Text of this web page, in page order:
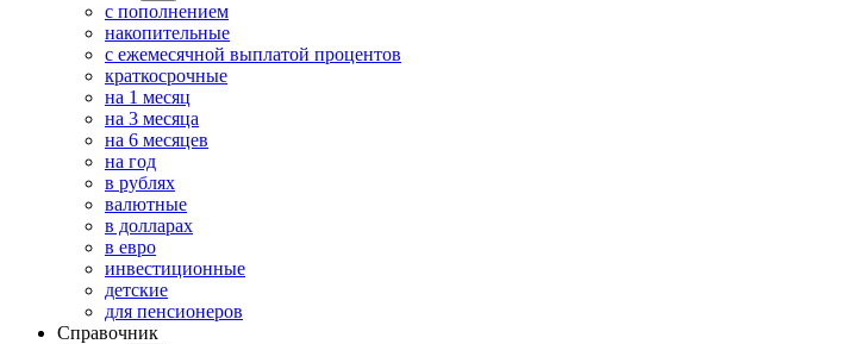
с пополнением
накопительные
с ежемесячной выплатой процентов
краткосрочные
на 1 месяц
на 3 месяца
на 6 месяцев
на год
в рублях
валютные
в долларах
в евро
инвестиционные
детские
для пенсионеров
Справочник